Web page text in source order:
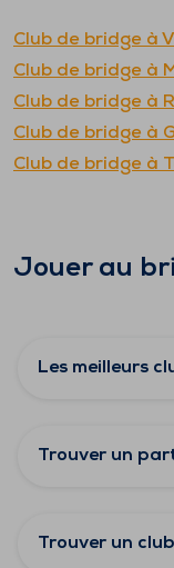
Club de bridge à
Club de bridge à
Club de bridge à
Club de bridge à
Club de bridge à
Jouer au
Les meilleurs
Trouver un
Trouver un club